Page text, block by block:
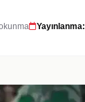
Yayınlanma: